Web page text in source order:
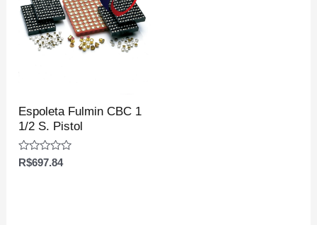
Espoleta Fulmin CBC 1
1/2 S. Pistol
Avaliação
R$697.84